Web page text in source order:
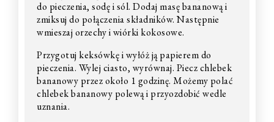
do pieczenia, sodę i sól. Dodaj masę bananową i
zmiksuj do połączenia składników. Następnie
wmieszaj orzechy i wiórki kokosowe.
Przygotuj keksówkę i wyłóż ją papierem do
pieczenia. Wylej ciasto, wyrównaj. Piecz chlebek
bananowy przez około 1 godzinę. Możemy polać
chlebek bananowy polewą i przyozdobić wedle
uznania.